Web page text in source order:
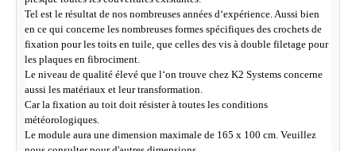
Tel est le résultat de nos nombreuses années d‘expérience. Aussi bien
en ce qui concerne les nombreuses formes spécifiques des crochets de
fixation pour les toits en tuile, que celles des vis à double filetage pour
les plaques en fibrociment.
Le niveau de qualité élevé que l‘on trouve chez K2 Systems concerne
aussi les matériaux et leur transformation.
Car la fixation au toit doit résister à toutes les conditions
météorologiques.
Le module aura une dimension maximale de 165 x 100 cm. Veuillez